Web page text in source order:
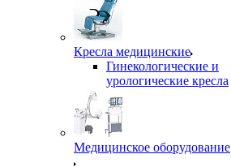
Кресла медицинские
Гинекологические и
урологические кресла
Медицинское оборудование